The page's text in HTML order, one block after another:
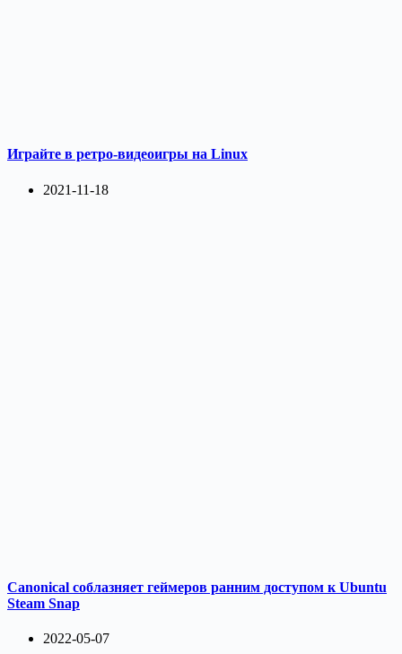
Играйте в ретро-видеоигры на Linux
2021-11-18
Canonical соблазняет геймеров ранним доступом к Ubuntu
Steam Snap
2022-05-07